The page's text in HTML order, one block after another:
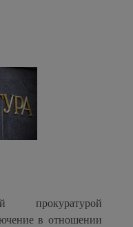
прокуратурой
в отношении